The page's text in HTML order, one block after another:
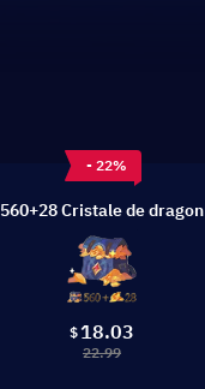
- 22%
560+28 Cristale de dragon
$ 18.03
22.99